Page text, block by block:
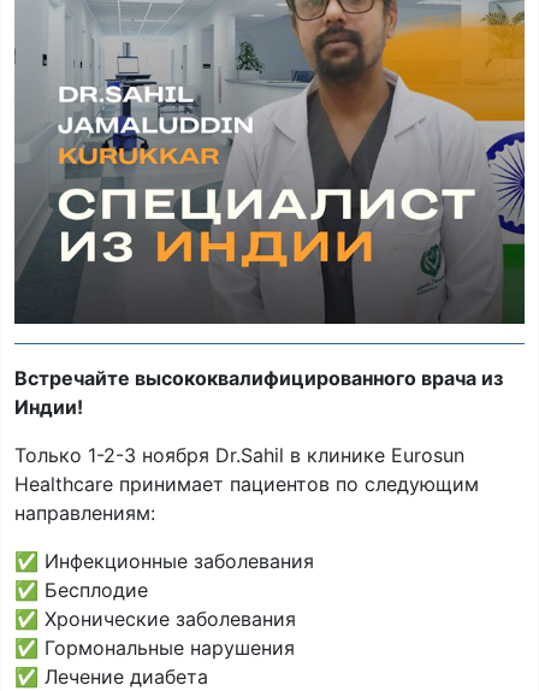
Встречайте высококвалифицированного врача из
Индии!
Только 1-2-3 ноября Dr.Sahil в клинике Eurosun
Healthcare принимает пациентов по следующим
направлениям:
✅ Инфекционные заболевания
✅ Бесплодие
✅ Хронические заболевания
✅ Гормональные нарушения
✅ Лечение диабета